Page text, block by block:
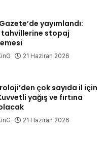
yayımlandı:
tahvillerine stopaj
21 Haziran 2026
çok sayıda il için
yağış ve fırtına
21 Haziran 2026